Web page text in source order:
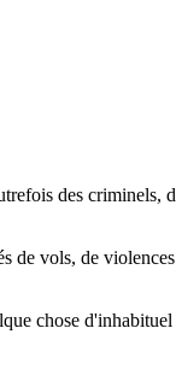
des criminels,
de vols, de
chose